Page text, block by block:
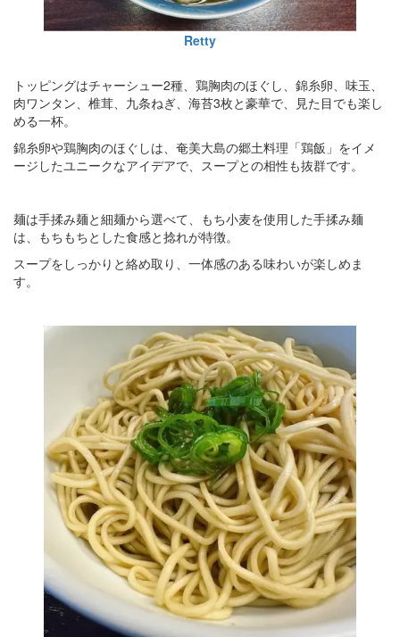
Retty
トッピングはチャーシュー2種、鶏胸肉のほぐし、錦糸卵、味玉、
肉ワンタン、椎茸、九条ねぎ、海苔3枚と豪華で、見た目でも楽し
める一杯。
錦糸卵や鶏胸肉のほぐしは、奄美大島の郷土料理「鶏飯」をイメ
ージしたユニークなアイデアで、スープとの相性も抜群です。
麺は手揉み麺と細麺から選べて、もち小麦を使用した手揉み麺
は、もちもちとした食感と捻れが特徴。
スープをしっかりと絡め取り、一体感のある味わいが楽しめま
す。